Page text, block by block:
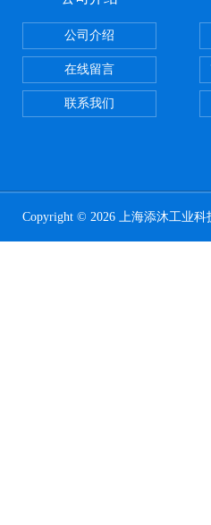
公司介绍
在线留言
联系我们
Copyright © 2026 上海添沐工业